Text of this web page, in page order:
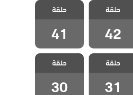
اخوات الحلقة
42
حلقة
42
اخوات الحلقة
41
حلقة
41
مسلسل ثلاث
اخوات الحلقة
31
حلقة
31
مسلسل ثلاث
اخوات الحلقة
30
حلقة
30